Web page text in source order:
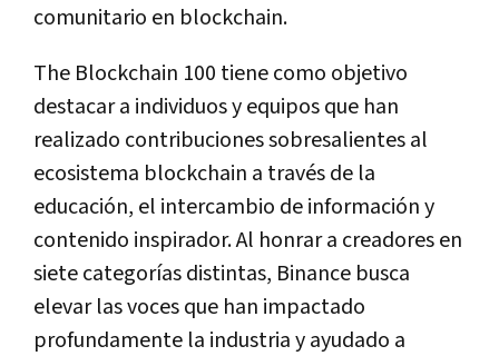
comunitario en blockchain.
The Blockchain 100 tiene como objetivo
destacar a individuos y equipos que han
realizado contribuciones sobresalientes al
ecosistema blockchain a través de la
educación, el intercambio de información y
contenido inspirador. Al honrar a creadores en
siete categorías distintas, Binance busca
elevar las voces que han impactado
profundamente la industria y ayudado a